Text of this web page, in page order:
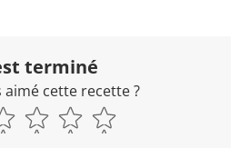
terminé
aimé cette recette ?